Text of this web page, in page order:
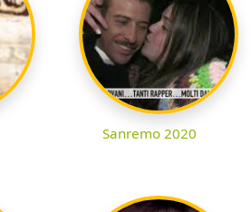
Sanremo 2020